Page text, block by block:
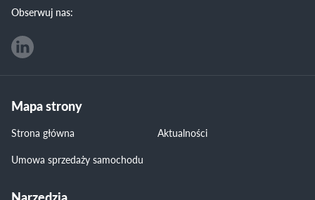
Obserwuj nas:
Mapa strony
Strona główna
Aktualności
Umowa sprzedaży samochodu